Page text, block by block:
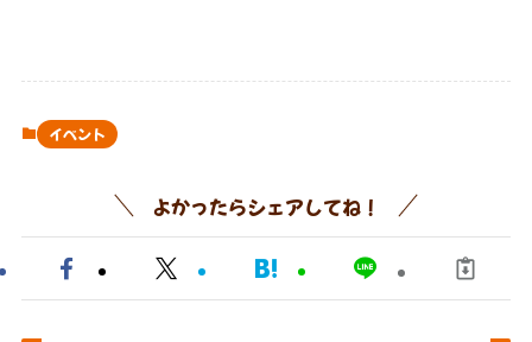
イベント
よかったらシェアしてね！